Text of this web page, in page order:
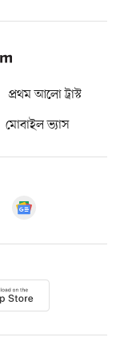
প্রথম আলো ট্রাস্ট
মোবাইল ভ্যাস